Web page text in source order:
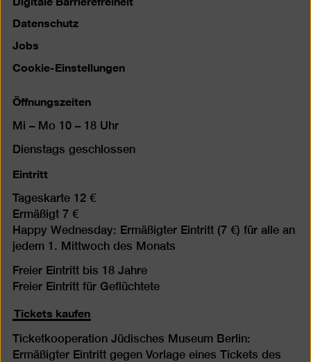
Datenschutz
Jobs
Cookie-Einstellungen
Öffnungszeiten
Mi – Mo 10 – 18 Uhr
Dienstags geschlossen
Eintritt
Tageskarte 12 €
Ermäßigt 7 €
Happy Wednesday: Ermäßigter Eintritt (7 €) für alle an
jedem 1. Mittwoch des Monats
Freier Eintritt bis 18 Jahre
Freier Eintritt für Geflüchtete
Tickets kaufen
Ticketkooperation Jüdisches Museum Berlin:
Ermäßigter Eintritt gegen Vorlage eines Tickets des